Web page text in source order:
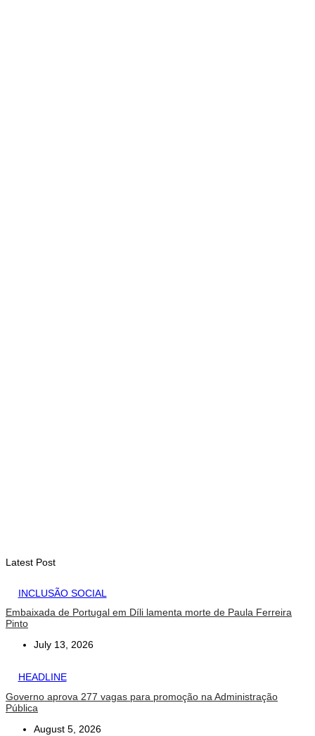
Latest Post
INCLUSÃO SOCIAL
Embaixada de Portugal em Díli lamenta morte de Paula Ferreira
Pinto
July 13, 2026
HEADLINE
Governo aprova 277 vagas para promoção na Administração
Pública
August 5, 2026